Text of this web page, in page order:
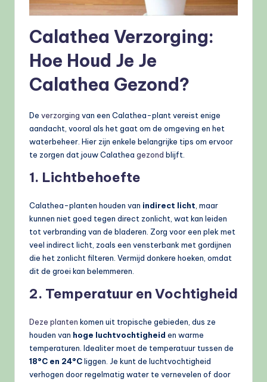
Calathea Verzorging:
Hoe Houd Je Je
Calathea Gezond?
De verzorging van een Calathea-plant vereist enige
aandacht, vooral als het gaat om de omgeving en het
waterbeheer. Hier zijn enkele belangrijke tips om ervoor
te zorgen dat jouw Calathea gezond blijft.
1. Lichtbehoefte
Calathea-planten houden van indirect licht , maar
kunnen niet goed tegen direct zonlicht, wat kan leiden
tot verbranding van de bladeren. Zorg voor een plek met
veel indirect licht, zoals een vensterbank met gordijnen
die het zonlicht filteren. Vermijd donkere hoeken, omdat
dit de groei kan belemmeren.
2. Temperatuur en Vochtigheid
Deze planten komen uit tropische gebieden, dus ze
houden van hoge luchtvochtigheid en warme
temperaturen. Idealiter moet de temperatuur tussen de
18°C en 24°Cliggen. Je kunt de luchtvochtigheid
verhogen door regelmatig water te vernevelen of door